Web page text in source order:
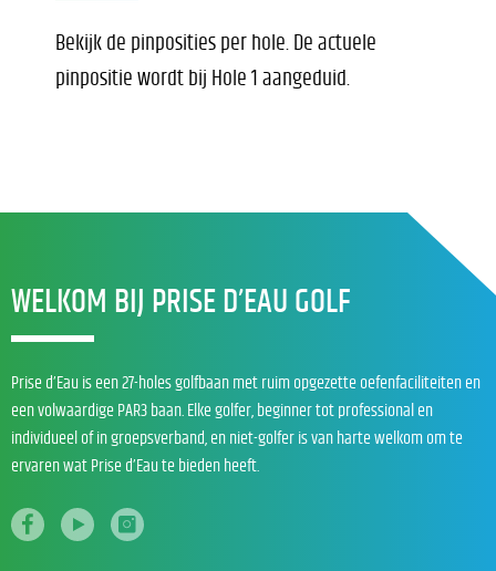
Bekijk de pinposities per hole. De actuele
pinpositie wordt bij Hole 1 aangeduid.
WELKOM BIJ PRISE D’EAU GOLF
Prise d’Eau is een 27-holes golfbaan met ruim opgezette oefenfaciliteiten en
een volwaardige PAR3 baan. Elke golfer, beginner tot professional en
individueel of in groepsverband, en niet-golfer is van harte welkom om te
ervaren wat Prise d’Eau te bieden heeft.